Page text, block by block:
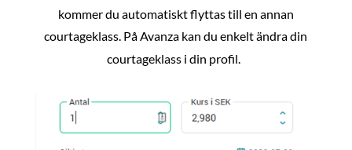
kommer du automatiskt flyttas till en annan
courtageklass. På Avanza kan du enkelt ändra din
courtageklass i din profil.